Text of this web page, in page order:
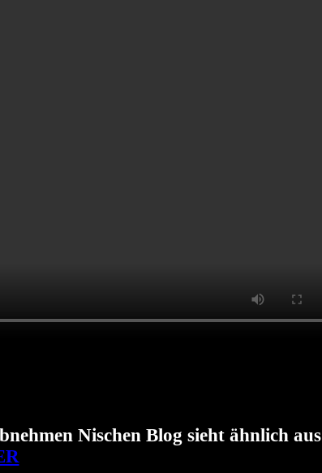
Nischen Blog sieht ähnlich aus